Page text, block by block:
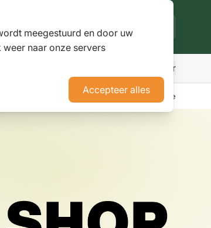
meegestuurd en door uw
naar onze servers
Accepteer alles
Meer
AdviesNieuwsKlantenservice